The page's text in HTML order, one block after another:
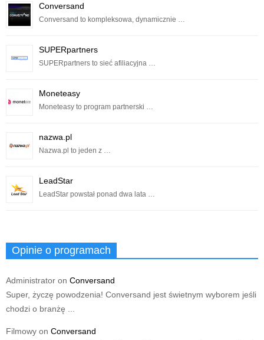
Conversand
Conversand to kompleksowa, dynamicznie …
SUPERpartners
SUPERpartners to sieć afiliacyjna …
Moneteasy
Moneteasy to program partnerski …
nazwa.pl
Nazwa.pl to jeden z …
LeadStar
LeadStar powstał ponad dwa lata …
Opinie o programach
Administrator on Conversand
Super, życzę powodzenia! Conversand jest świetnym wyborem jeśli
chodzi o branżę ...
Filmowy on Conversand